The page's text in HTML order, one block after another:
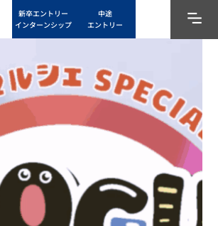
新卒エントリー
インターンシップ
中途
エントリー